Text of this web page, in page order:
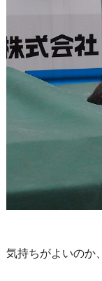
シ一トが
気持ちがよいのか